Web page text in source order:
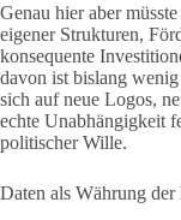
Genau hier aber
eigener Strukturen,
konsequente
davon ist bislang wenig
sich auf neue Logos,
echte Unabhängigkeit
politischer Wille.
Daten als Währung der